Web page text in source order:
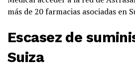
más de 20 farmacias asociadas en
Escasez de
Suiza